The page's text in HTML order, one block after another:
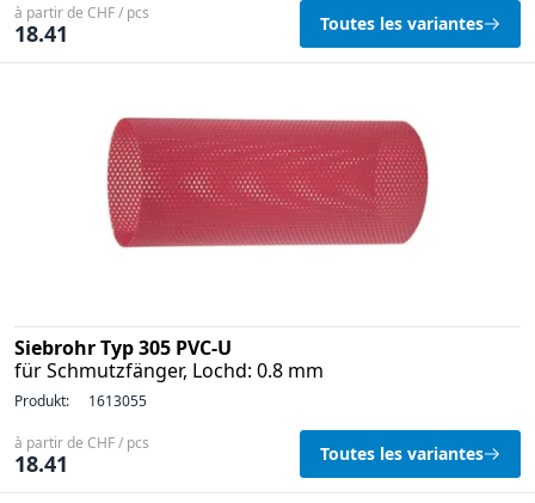
à partir de CHF / pcs
18.41 Toutes les variantes
Siebrohr Typ 305 PVC-U
für Schmutzfänger, Lochd: 0.8 mm
Produkt: 1613055
à partir de CHF / pcs
18.41 Toutes les variantes